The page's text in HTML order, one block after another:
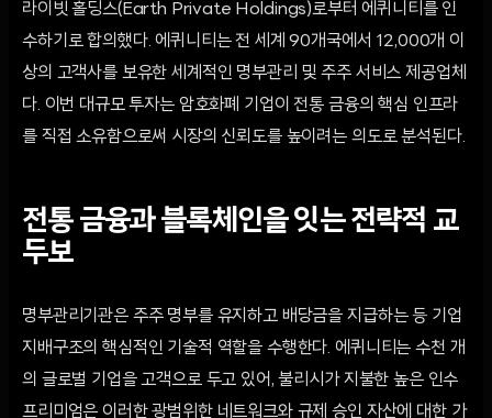
라이빗 홀딩스(Earth Private Holdings)로부터 에퀴니티를 인
수하기로 합의했다. 에퀴니티는 전 세계 90개국에서 12,000개 이
상의 고객사를 보유한 세계적인 명부관리 및 주주 서비스 제공업체
다. 이번 대규모 투자는 암호화폐 기업이 전통 금융의 핵심 인프라
를 직접 소유함으로써 시장의 신뢰도를 높이려는 의도로 분석된다.
전통 금융과 블록체인을 잇는 전략적 교
두보
명부관리기관은 주주 명부를 유지하고 배당금을 지급하는 등 기업
지배구조의 핵심적인 기술적 역할을 수행한다. 에퀴니티는 수천 개
의 글로벌 기업을 고객으로 두고 있어, 불리시가 지불한 높은 인수
프리미엄은 이러한 광범위한 네트워크와 규제 승인 자산에 대한 가